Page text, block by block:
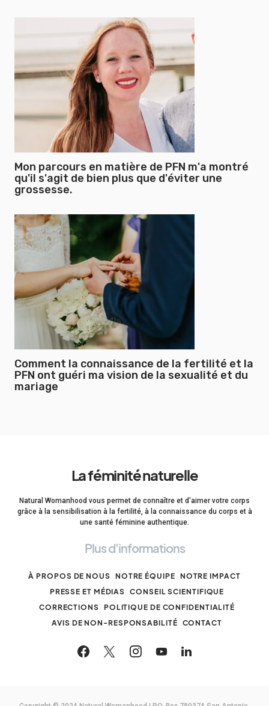
Mon parcours en matière de PFN m'a montré
qu'il s'agit de bien plus que d'éviter une
grossesse.
Comment la connaissance de la fertilité et la
PFN ont guéri ma vision de la sexualité et du
mariage
La féminité naturelle
Natural Womanhood vous permet de connaître et d'aimer votre corps
grâce à la sensibilisation à la fertilité, à la connaissance du corps et à
une santé féminine authentique.
Plus d'informations
À PROPOS DE NOUS NOTRE ÉQUIPE NOTRE IMPACT
PRESSE ET MÉDIAS
CONSEIL SCIENTIFIQUE
CORRECTIONS POLITIQUE DE CONFIDENTIALITÉ
AVIS DE NON-RESPONSABILITÉ CONTACT